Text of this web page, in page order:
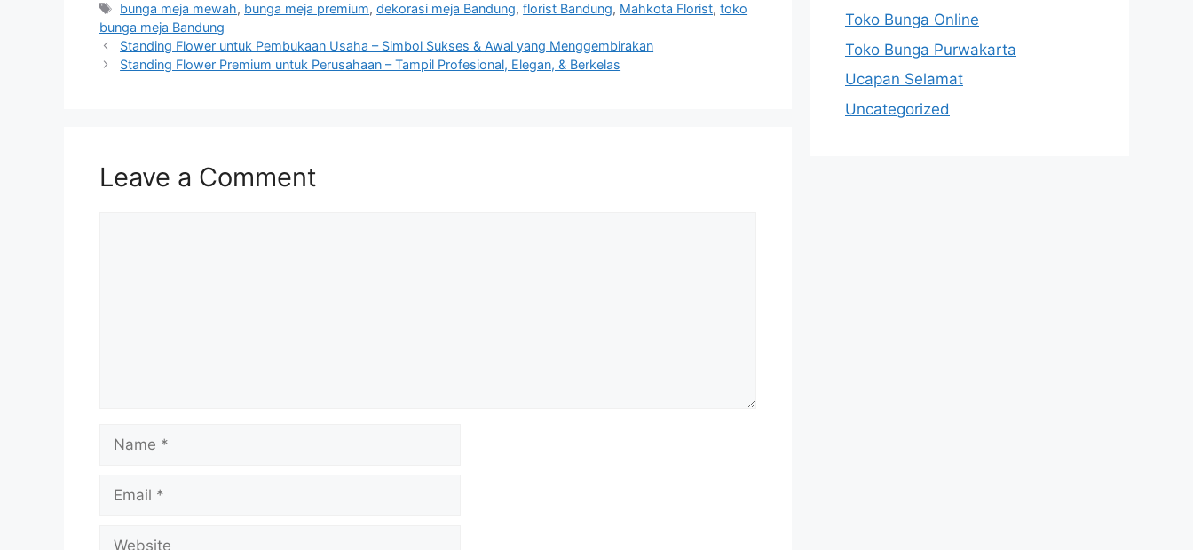
bunga meja mewah, bunga meja premium,dekorasi meja Bandung,florist Bandung, Mahkota Florist,toko
bunga meja Bandung
Standing Flower untuk Pembukaan Usaha – Simbol Sukses & Awal yang Menggembirakan
Standing Flower Premium untuk Perusahaan – Tampil Profesional, Elegan, & Berkelas
Leave a Comment
Toko Bunga Online
Toko Bunga Purwakarta
Ucapan Selamat
Uncategorized